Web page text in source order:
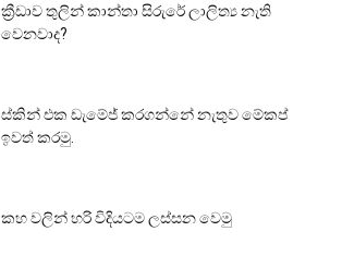
ක්‍රීඩාව තුලින් කාන්තා සිරුරේ ලාලිත්‍ය නැති
වෙනවාද?
ස්කින් එක ඩැමේජ් කරගන්නේ නැතුව මේකප්
ඉවත් කරමු.
කහ වලින් හරි විදියටම ලස්සන වෙමු